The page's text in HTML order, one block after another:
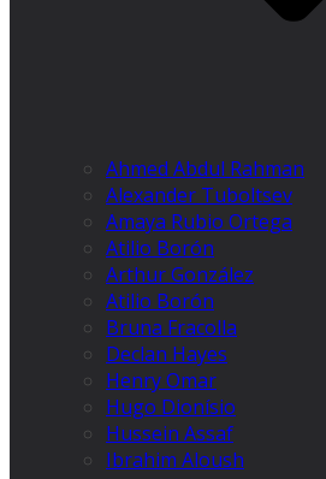
Ahmed Abdul Rahman
Alexander Tuboltsev
Amaya Rubio Ortega
Atilio Borón
Arthur González
Atilio Borón
Bruna Fracolla
Declan Hayes
Henry Omar
Hugo Dionísio
Hussein Assaf
Ibrahim Aloush